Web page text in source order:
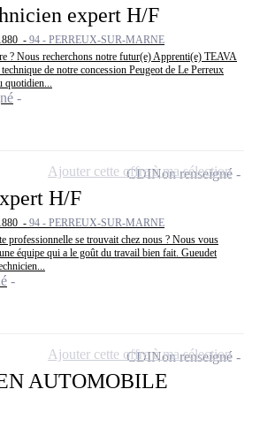
expert H/F
- 94 - PERREUX-SUR-MARNE
? Nous recherchons notre futur(e) Apprenti(e) TEAVA
de notre concession Peugeot de Le Perreux
quotidien...
H/F
- 94 - PERREUX-SUR-MARNE
professionnelle se trouvait chez nous ? Nous vous
équipe qui a le goût du travail bien fait. Gueudet
CDINon renseigné
Ajouter cette offre à ma sélection
AUTOMOBILE
CDINon renseigné
Ajouter cette offre à ma sélection